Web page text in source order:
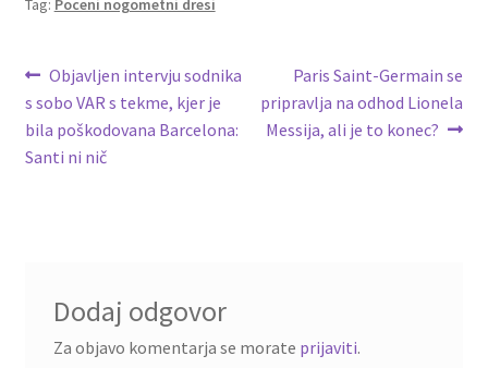
o
k
t
Tag: Poceni nogometni dresi
Navigacija
prispevka
Previous
post:
Objavljen intervju sodnika
s sobo VAR s tekme, kjer je
bila poškodovana Barcelona:
Santi ni nič
Next
post:
Paris Saint-Germain se
pripravlja na odhod Lionela
Messija, ali je to konec?
Dodaj odgovor
Za objavo komentarja se morate prijaviti.